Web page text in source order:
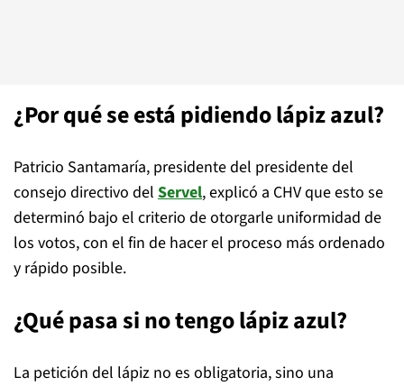
¿Por qué se está pidiendo lápiz azul?
Patricio Santamaría, presidente del presidente del
consejo directivo del Servel, explicó a CHV que esto se
determinó bajo el criterio de otorgarle uniformidad de
los votos, con el fin de hacer el proceso más ordenado
y rápido posible.
¿Qué pasa si no tengo lápiz azul?
La petición del lápiz no es obligatoria, sino una